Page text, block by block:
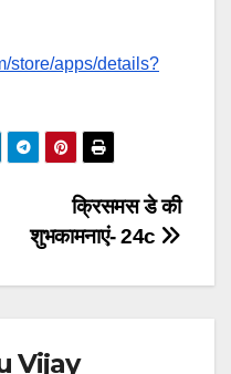
store/apps/details?
क्रिसमस डे की
शुभकामनाएं- 24c
Vijay